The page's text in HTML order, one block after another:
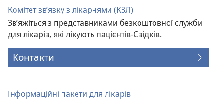
Комітет зв’язку з лікарнями (КЗЛ)
Зв’яжіться з представниками безкоштовної служби
для лікарів, які лікують пацієнтів-Свідків.
Контакти
Інформаційні пакети для лікарів